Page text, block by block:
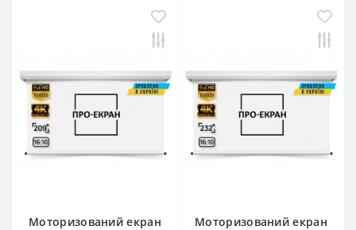
Моторизований екран
Моторизований екран